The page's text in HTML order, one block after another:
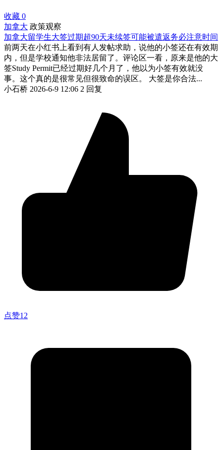
收藏 0
加拿大 政策观察
加拿大留学生大签过期超90天未续签可能被遣返务必注意时间
前两天在小红书上看到有人发帖求助，说他的小签还在有效期
内，但是学校通知他非法居留了。评论区一看，原来是他的大
签Study Permit已经过期好几个月了，他以为小签有效就没
事。这个真的是很常见但很致命的误区。 大签是你合法...
小石桥 2026-6-9 12:06 2 回复
点赞12